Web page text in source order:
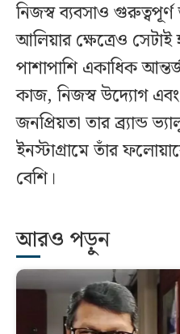
নিজস্ব ব্যবসাও
আলিয়ার ক্ষেত্রেও
পাশাপাশি একাধিক
কাজ, নিজস্ব উদ্যোগ
জনপ্রিয়তা তার ব্র্যান্ড
ইনস্টাগ্রামে তাঁর
বেশি।
আরও পড়ুন